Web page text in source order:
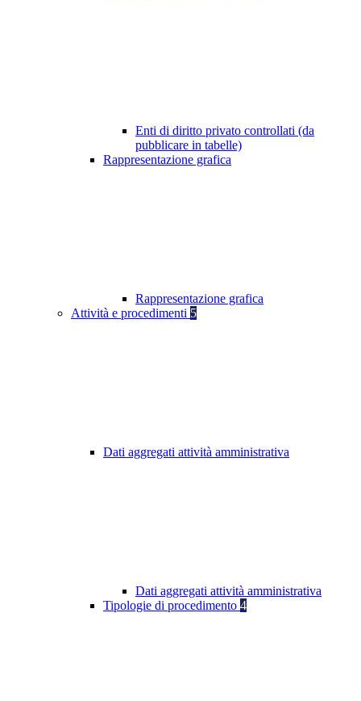
Enti di diritto privato controllati (da
pubblicare in tabelle)
Rappresentazione grafica
Rappresentazione grafica
Attività e procedimenti 5
Dati aggregati attività amministrativa
Dati aggregati attività amministrativa
Tipologie di procedimento 4